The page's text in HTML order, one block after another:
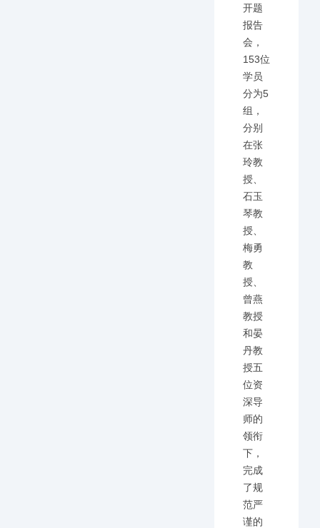
开题
报告
会，
153位
学员
分为5
组，
分别
在张
玲教
授、
石玉
琴教
授、
梅勇
教
授、
曾燕
教授
和晏
丹教
授五
位资
深导
师的
领衔
下，
完成
了规
范严
谨的